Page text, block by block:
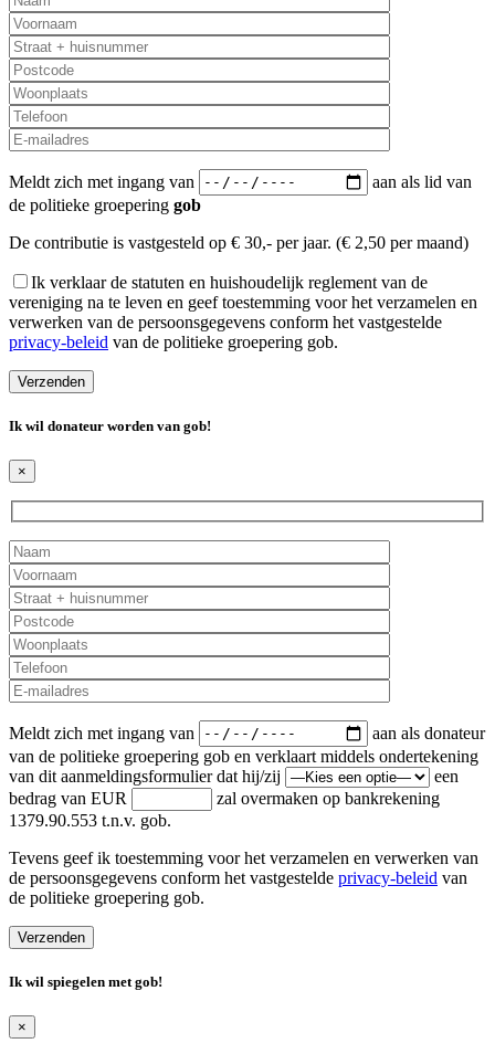
Meldt zich met ingang van
aan als lid van
de politieke groepering gob
De contributie is vastgesteld op € 30,- per jaar. (€ 2,50 per maand)
Ik verklaar de statuten en huishoudelijk reglement van de
vereniging na te leven en geef toestemming voor het verzamelen en
verwerken van de persoonsgegevens conform het vastgestelde
privacy-beleid van de politieke groepering gob.
Ik wil donateur worden van gob!
×
Meldt zich met ingang van
aan als donateur
van de politieke groepering gob en verklaart middels ondertekening
van dit aanmeldingsformulier dat hij/zij
een
bedrag van EUR
zal overmaken op bankrekening
1379.90.553 t.n.v. gob.
Tevens geef ik toestemming voor het verzamelen en verwerken van
de persoonsgegevens conform het vastgestelde privacy-beleid van
de politieke groepering gob.
Ik wil spiegelen met gob!
×